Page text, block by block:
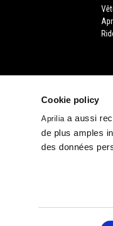
Cookie policy
Apriliaa aussi
de plus amples
des données